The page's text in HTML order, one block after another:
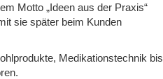
Motto „Ideen aus der Praxis“
sie später beim Kunden
Medikationstechnik bis